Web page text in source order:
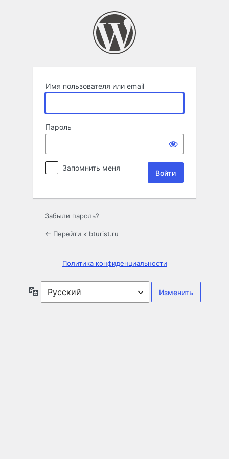
Имя пользователя или email
Пароль
Запомнить меня
Забыли пароль?
← Перейти к bturist.ru
Политика конфиденциальности
Язык